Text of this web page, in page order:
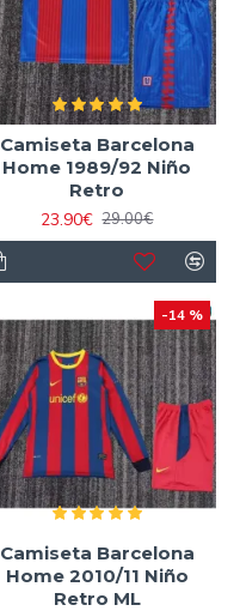
Camiseta Barcelona
Home 1989/92 Niño
Retro
23.90€ 29.00€
-14 %
Camiseta Barcelona
Home 2010/11 Niño
Retro ML